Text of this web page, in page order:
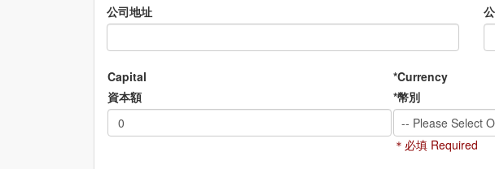
公司地址
Capital
資本額
*Currency
*幣別
＊必填 Required